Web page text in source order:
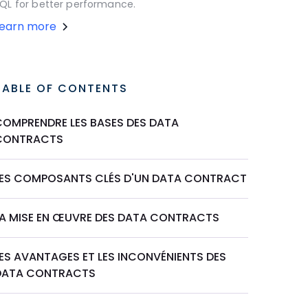
for better performance.
more
OF CONTENTS
LES BASES DES DATA
COMPOSANTS CLÉS D'UN DATA CONTRACT
MISE EN ŒUVRE DES DATA CONTRACTS
AVANTAGES ET LES INCONVÉNIENTS DES
CONTRACTS